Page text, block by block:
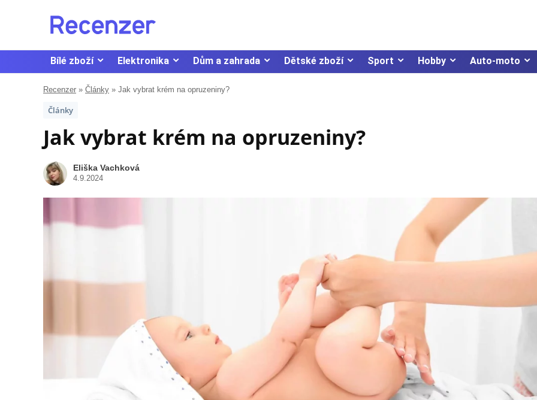
Bílé zboží Elektronika Dům a zahrada Dětské zboží Sport Hobby Auto-moto
Recenzer » Články » Jak vybrat krém na opruzeniny?
Články
Jak vybrat krém na opruzeniny?
Eliška Vachková
4.9.2024